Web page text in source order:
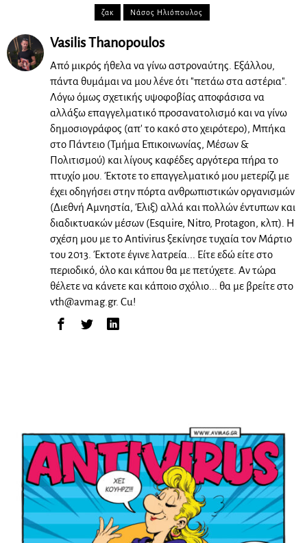
ζακ Νάσος Ηλιόπουλος
Vasilis Thanopoulos
Από μικρός ήθελα να γίνω αστροναύτης. Εξάλλου,
πάντα θυμάμαι να μου λένε ότι "πετάω στα αστέρια".
Λόγω όμως σχετικής υψοφοβίας αποφάσισα να
αλλάξω επαγγελματικό προσανατολισμό και να γίνω
δημοσιογράφος (απ' το κακό στο χειρότερο), Μπήκα
στο Πάντειο (Τμήμα Επικοινωνίας, Μέσων &
Πολιτισμού) και λίγους καφέδες αργότερα πήρα το
πτυχίο μου. Έκτοτε το επαγγελματικό μου μετερίζι με
έχει οδηγήσει στην πόρτα ανθρωπιστικών οργανισμών
(Διεθνή Αμνηστία, Έλιξ) αλλά και πολλών έντυπων και
διαδικτυακών μέσων (Esquire, Nitro, Protagon, κλπ). Η
σχέση μου με το Antivirus ξεκίνησε τυχαία τον Μάρτιο
του 2013. Έκτοτε έγινε λατρεία... Είτε εδώ είτε στο
περιοδικό, όλο και κάπου θα με πετύχετε. Αν τώρα
θέλετε να κάνετε και κάποιο σχόλιο... θα με βρείτε στο
vth@avmag.gr. Cu!